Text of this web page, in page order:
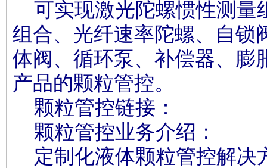
可实现激光陀螺惯性测量
组合、光纤速率陀螺、自锁
体阀、循环泵、补偿器、膨
产品的颗粒管控。
颗粒管控链接：
颗粒管控业务介绍：
定制化液体颗粒管控解决